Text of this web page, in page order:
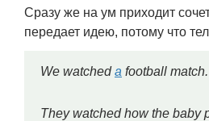
Сразу же на ум приходит
передает идею, потому что
We watcheda football
They watched how the baby